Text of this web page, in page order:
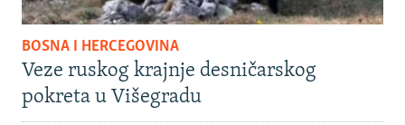
BOSNA I HERCEGOVINA
Veze ruskog krajnje desničarskog
pokreta u Višegradu